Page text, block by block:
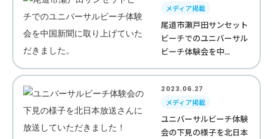
メディア掲載
尾道市瀬戸田サンセット
ビーチでのユニバーサル
ビーチ体験会を中...
2023.06.27
メディア掲載
ユニバーサルビーチ体験
会の下見の様子を北日本